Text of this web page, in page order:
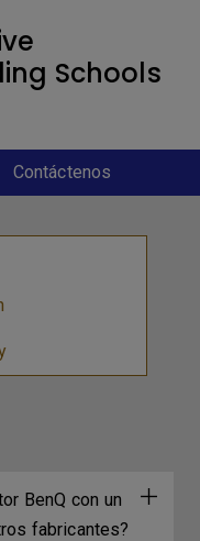
Schools
Contáctenos
BenQ con un
fabricantes?